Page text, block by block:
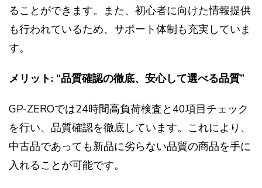
ることができます。また、初心者に向けた情報提供
も行われているため、サポート体制も充実していま
す。
メリット: “品質確認の徹底、安心して選べる品質”
GP-ZEROでは24時間高負荷検査と40項目チェック
を行い、品質確認を徹底しています。これにより、
中古品であっても新品に劣らない品質の商品を手に
入れることが可能です。